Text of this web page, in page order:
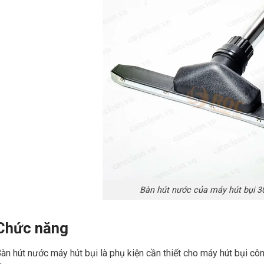
Bàn hút nước của máy hút bụi
năng
hút nước máy hút bụi là phụ kiện cần thiết cho máy hút bụi